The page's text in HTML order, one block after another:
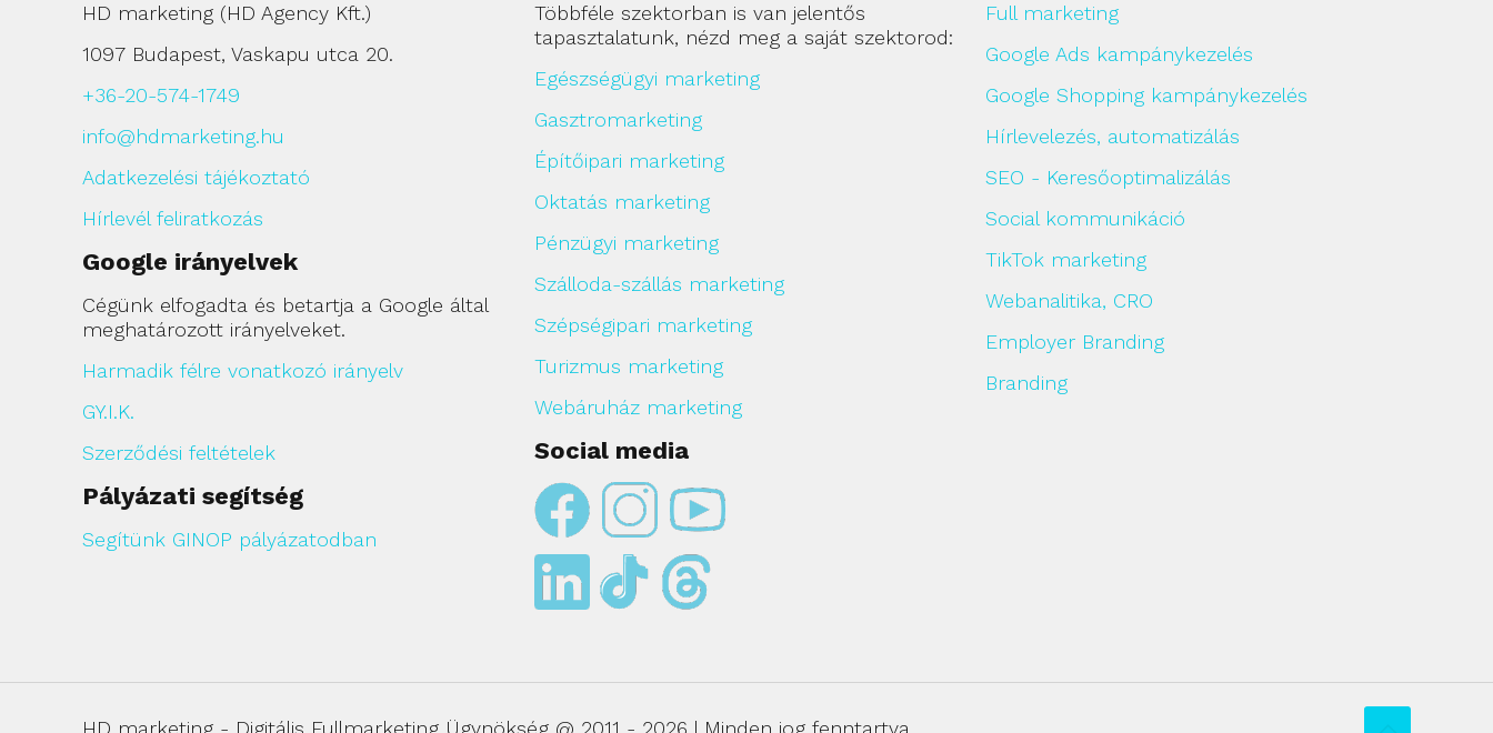
HD marketing (HD Agency Kft.)
1097 Budapest, Vaskapu utca 20.
+36-20-574-1749
info@hdmarketing.hu
Adatkezelési tájékoztató
Hírlevél feliratkozás
Google irányelvek
Cégünk elfogadta és betartja a Google által
meghatározott irányelveket.
Harmadik félre vonatkozó irányelv
GY.I.K.
Szerződési feltételek
Pályázati segítség
Segítünk GINOP pályázatodban
Többféle szektorban is van jelentős
tapasztalatunk, nézd meg a saját szektorod:
Egészségügyi marketing
Gasztromarketing
Építőipari marketing
Oktatás marketing
Pénzügyi marketing
Szálloda-szállás marketing
Szépségipari marketing
Turizmus marketing
Webáruház marketing
Social media
Full marketing
Google Ads kampánykezelés
Google Shopping kampánykezelés
Hírlevelezés, automatizálás
SEO - Keresőoptimalizálás
Social kommunikáció
TikTok marketing
Webanalitika, CRO
Employer Branding
Branding
HD marketing - Digitális Fullmarketing Ügynökség @ 2011 - 2026 | Minden jog fenntartva